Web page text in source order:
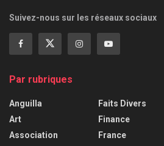
Suivez-nous sur les réseaux sociaux
Par rubriques
Anguilla
Art
Association
Faits Divers
Finance
France